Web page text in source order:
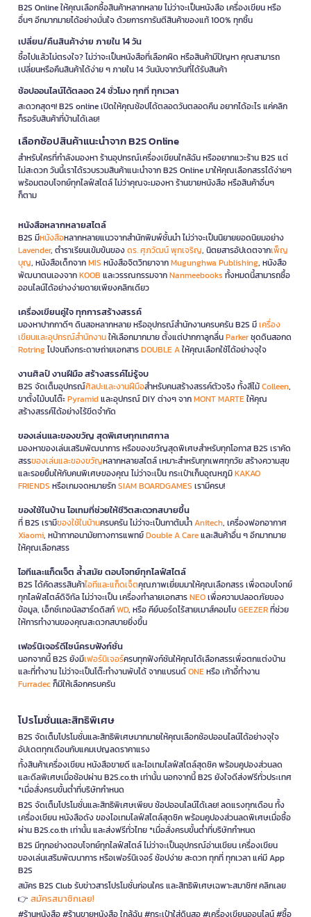
B2S Online ให้คุณเลือกซื้อสินค้าหลากหลาย ไม่ว่าจะเป็นหนังสือ เครื่องเขียน หรือ
อื่นๆ อีกมากมายได้อย่างมั่นใจ ด้วยการการันตีสินค้าของแท้ 100% ทุกชิ้น
เปลี่ยน/คืนสินค้าง่าย ภายใน 14 วัน
ซื้อไปแล้วไม่ตรงใจ? ไม่ว่าจะเป็นหนังสือที่เลือกผิด หรือสินค้ามีปัญหา คุณสามารถ
เปลี่ยนหรือคืนสินค้าได้ง่าย ๆ ภายใน 14 วันนับจากวันที่ได้รับสินค้า
ช้อปออนไลน์ได้ตลอด 24 ชั่วโมง ทุกที่ ทุกเวลา
สะดวกสุดๆ! B2S online เปิดให้คุณช้อปได้ตลอดวันตลอดคืน อยากได้อะไร แค่คลิก
ก็รอรับสินค้าที่บ้านได้เลย!
เลือกช้อปสินค้าแนะนำจาก B2S Online
สำหรับใครที่กำลังมองหา ร้านอุปกรณ์เครื่องเขียนใกล้ฉัน หรืออยากแวะร้าน B2S แต่
ไม่สะดวก วันนี้เราได้รวบรวมสินค้าแนะนำจาก B2S Online มาให้คุณเลือกสรรได้ง่ายๆ
พร้อมตอบโจทย์ทุกไลฟ์สไตล์ ไม่ว่าคุณจะมองหา ร้านขายหนังสือ หรือสินค้าอื่นๆ
ก็ตาม
หนังสือหลากหลายสไตล์
B2S มีหนังสือหลากหลายแนวจากสำนักพิมพ์ชั้นนำ ไม่ว่าจะเป็นนิยายยอดนิยมอย่าง
Lavender, ตำราเรียนเข้มข้นของดร. ศุภวัฒน์ พุกเจริญ, นิตยสารอัปเดตจากเพ็ญ
บุญ, หนังสือเด็กจากMIS หนังสือจิตวิทยาจากMugunghwa Publishing, หนังสือ
พัฒนาตนเองจากKOOB และวรรณกรรมจากNanmeebooks ทั้งหมดนี้สามารถซื้อ
ออนไลน์ได้อย่างง่ายดายเพียงคลิกเดียว
เครื่องเขียนคู่ใจ ทุกการสร้างสรรค์
มองหาปากกาดีๆ ดินสอหลากหลาย หรืออุปกรณ์สำนักงานครบครัน B2S มีเครื่อง
เขียนและอุปกรณ์สำนักงานให้เลือกมากมาย ตั้งแต่ปากกาลูกลื่นParkerชุดดินสอกด
Rotringไปจนถึงกระดาษถ่ายเอกสารDOUBLE Aให้คุณเลือกใช้ได้อย่างจุใจ
งานศิลป์ งานฝีมือ สร้างสรรค์ไม่รู้จบ
B2S จัดเต็มอุปกรณ์ศิลปะและงานฝีมือสำหรับคนสร้างสรรค์ตัวจริง ทั้งสีไม้Colleen,
ขาตั้งไม้บนโต๊ะPyramidและอุปกรณ์ DIY ต่างๆ จากMONT MARTEให้คุณ
สร้างสรรค์ได้อย่างไร้ขีดจำกัด
ของเล่นและของขวัญ สุดพิเศษทุกเทศกาล
มองหาของเล่นเสริมพัฒนาการ หรือของขวัญสุดพิเศษสำหรับทุกโอกาส B2S เราคัด
สรรของเล่นและของขวัญหลากหลายสไตล์ เหมาะสำหรับทุกเพศทุกวัย สร้างความสุข
และรอยยิ้มให้กับคนพิเศษของคุณ ไม่ว่าจะเป็น กระเป๋าเก็บอุณหภูมิKAKAO
FRIENDS หรือเกมจดหมายรักSIAM BOARDGAMES เรามีครบ!
ของใช้ในบ้าน ไอเทมที่ช่วยให้ชีวิตสะดวกสบายขึ้น
ที่ B2S เรามีของใช้ในบ้านครบครัน ไม่ว่าจะเป็นกาต้มน้ำAnitech, เครื่องฟอกอากาศ
Xiaomi, หน้ากากอนามัยทางการแพทย์Double A Careและสินค้าอื่น ๆ อีกมากมาย
ให้คุณเลือกสรร
ไอทีและแก็ดเจ็ต ล้ำสมัย ตอบโจทย์ทุกไลฟ์สไตล์
B2S ได้คัดสรรสินค้าไอทีและแก็ดเจ็ตคุณภาพเยี่ยมมาให้คุณเลือกสรร เพื่อตอบโจทย์
ทุกไลฟ์สไตล์ดิจิทัล ไม่ว่าจะเป็น เครื่องทำลายเอกสารNEOเพื่อความปลอดภัยของ
ข้อมูล, เอ็กซ์เทอนัลฮาร์ดดิสก์WD, หรือ คีย์บอร์ดไร้สายเมาส์คอมโบGEEZERที่ช่วย
ให้การทำงานของคุณสะดวกสบายยิ่งขึ้น
เฟอร์นิเจอร์ดีไซน์ครบฟังก์ชั่น
นอกจากนี้ B2S ยังมีเฟอร์นิเจอร์ครบทุกฟังก์ชันให้คุณได้เลือกสรรเพื่อตกแต่งบ้าน
และที่ทำงาน ไม่ว่าจะเป็นโต๊ะทำงานพับได้ จากแบรนด์ONEหรือ เก้าอี้ทำงาน
Furradecก็มีให้เลือกครบครัน
โปรโมชั่นและสิทธิพิเศษ
B2S จัดเต็มโปรโมชั่นและสิทธิพิเศษมากมายให้คุณเลือกช้อปออนไลน์ได้อย่างจุใจ
อัปเดตทุกเดือนกับแคมเปญลดราคาแรง
ทั้งสินค้าเครื่องเขียน หนังสือขายดี และไอเทมไลฟ์สไตล์สุดชิค พร้อมคูปองส่วนลด
และดีลพิเศษเมื่อช้อปผ่าน B2S.co.th เท่านั้น นอกจากนี้ B2S ยังใจดีส่งฟรีทั่วประเทศ
*เมื่อสั่งครบขั้นต่ำที่บริษัทกำหนด
B2S จัดเต็มโปรโมชั่นและสิทธิพิเศษเพียบ ช้อปออนไลน์ได้เลย! ลดแรงทุกเดือน ทั้ง
เครื่องเขียน หนังสือดัง ของไอเทมไลฟ์สไตล์สุดชิค พร้อมคูปองส่วนลดพิเศษเมื่อซื้อ
ผ่าน B2S.co.th เท่านั้น และส่งฟรีทั่วไทย *เมื่อสั่งครบขั้นต่ำที่บริษัทกำหนด
B2S มีทุกอย่างตอบโจทย์ทุกไลฟ์สไตล์ ไม่ว่าจะเป็นอุปกรณ์อ่านเขียน เครื่องเขียน
ของเล่นเสริมพัฒนาการ หรือเฟอร์นิเจอร์ ช้อปง่าย สะดวก ทุกที่ ทุกเวลา แค่มี App
B2S
สมัคร B2S Club รับข่าวสารโปรโมชั่นก่อนใคร และสิทธิพิเศษเฉพาะสมาชิก! คลิกเลย
👉 สมัครสมาชิกเลย!
#ร้านหนังสือ #ร้านขายหนังสือ ใกล้ฉัน #กระเป๋าใส่ดินสอ #เครื่องเขียนออนไลน์ #ซื้อ